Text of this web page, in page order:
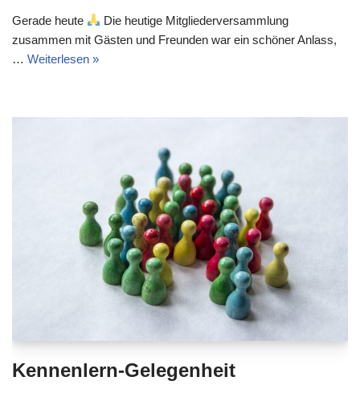
Gerade heute
Die heutige Mitgliederversammlung
zusammen mit Gästen und Freunden war ein schöner Anlass,
… Weiterlesen »
Kennenlern-Gelegenheit